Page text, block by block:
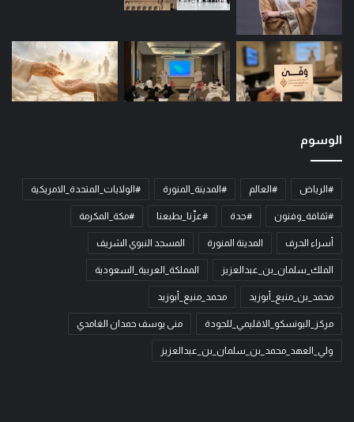
الوسوم
#الرياض #العالم #المدينة_المنورة #الولايات_المتحدة_الامريكية
#ثقافة_وفنون #جدة #عزّنا_بطبعنا #مكة_المكرمة
أسراء الحرف المدينة المنورة المسجد النبوي الشريف
الملك_سلمان_بن_عبدالعزيز المملكة_العربية_السعودية
محمد_بن_منيع_أبوزيد محمد_منيع_أبوزيد
مركز_اليونسكو_الاقليمي_للجودة منى يوسف حمدان الغامدي
ولي_العهد_محمد_بن_سلمان_بن_عبدالعزيز